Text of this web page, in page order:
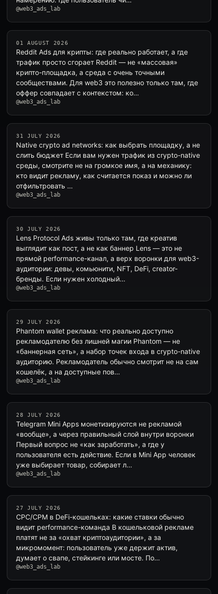
@web3_ads_lab
01 AUGUST 2026
Reddit Ads для крипты: где реально работает, а где
трафик просто сгорает Reddit — не «массовая»
крипто-площадка, а среда с очень точными
сообществами. Для web3 это полезно только там, где
оффер совпадает с контекстом: ко…
@web3_ads_lab
31 JULY 2026
Native crypto ad networks: как выбрать площадку, а не
слить бюджет Если вам нужен трафик из crypto-native
среды, смотрите не на громкое имя, а на механику:
кто видит рекламу, как считается показ и можно ли
отфильтровать …
@web3_ads_lab
30 JULY 2026
Lens Protocol Ads живы только там, где креатив
выглядит как пост, а не как баннер Lens — это не
прямой performance-канал, а верх воронки для web3-
аудитории: девы, комьюнити, NFT, DeFi, creator-
бренды. Если нужен холодный…
@web3_ads_lab
29 JULY 2026
Phantom wallet реклама: что реально доступно
рекламодателю без лишней магии Phantom — не
«баннерная сеть», а набор точек входа в crypto-native
аудиторию. Рекламодатель обычно смотрит не на сам
кошелёк, а на доступные пов…
@web3_ads_lab
28 JULY 2026
Telegram Mini Apps монетизируются не рекламой
«вообще», а через правильный слой внутри воронки
Первый вопрос не «как заработать», а где у
пользователя есть действие. Если в Mini App человек
уже выбирает товар, собирает л…
@web3_ads_lab
27 JULY 2026
CPC/CPM в DeFi-кошельках: какие ставки обычно
видит performance-команда В кошельковой рекламе
платят не за «охват криптоаудитории», а за
микромомент: пользователь уже держит актив,
думает о свапе, стейкинге или мосте. По…
@web3_ads_lab